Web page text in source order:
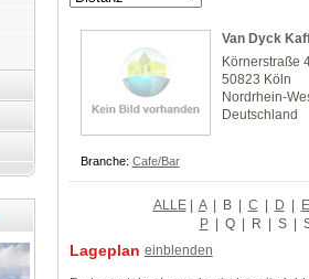
Van Dyck
Körnerstraße
50823 Köln
Nordrhein-
Deutschland
Branche: Cafe/Bar
ALLE| A | B | C | D | E
P | Q | R | S |
Lageplan einblenden